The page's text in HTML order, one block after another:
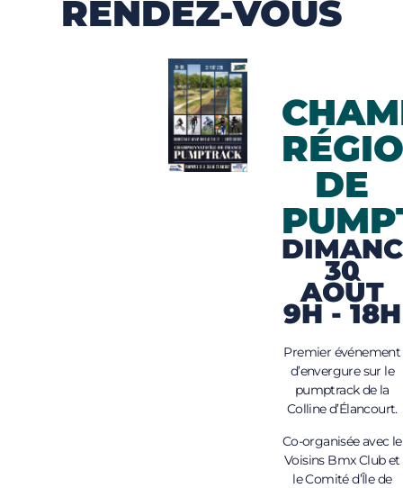
RENDEZ-VOUS
DE
30
AOÛT
9H - 18H
Premier événement
d’envergure sur le
pumptrack de la
Colline d’Élancourt.
Co-organisée avec le
Voisins Bmx Club et
le Comité d’Île de